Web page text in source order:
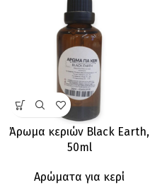
Άρωμα κεριών Black Earth,
50ml
Αρώματα για κερί